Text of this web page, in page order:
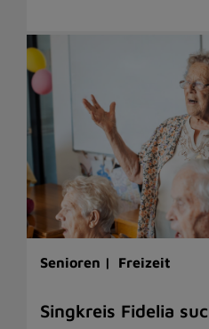
Senioren | Freizeit
Singkreis Fidelia